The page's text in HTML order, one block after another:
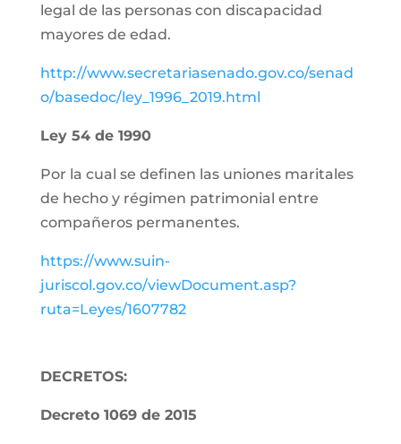
legal de las personas con discapacidad
mayores de edad.
http://www.secretariasenado.gov.co/senad
o/basedoc/ley_1996_2019.html
Ley 54 de 1990
Por la cual se definen las uniones maritales
de hecho y régimen patrimonial entre
compañeros permanentes.
https://www.suin-
juriscol.gov.co/viewDocument.asp?
ruta=Leyes/1607782
DECRETOS:
Decreto 1069 de 2015